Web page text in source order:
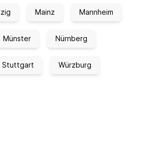
Mainz Mannheim
Münster Nürnberg
Stuttgart Würzburg